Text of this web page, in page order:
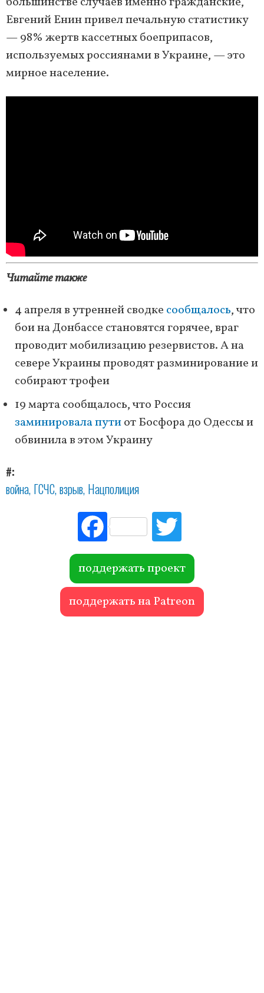
Евгений Енин привел печальную статистику
— 98% жертв кассетных боеприпасов,
используемых россиянами в Украине, — это
мирное население.
Читайте также
4 апреля в утренней сводке сообщалось, что
бои на Донбассе становятся горячее, враг
проводит мобилизацию резервистов. А на
севере Украины проводят разминирование и
собирают трофеи
19 марта сообщалось, что Россия
заминировала путиот Босфора до Одессы и
обвинила в этом Украину
#
война ГСЧС взрыв Нацполиция
Fac
ebo
ok r
поддержать проект
поддержать на Patreon